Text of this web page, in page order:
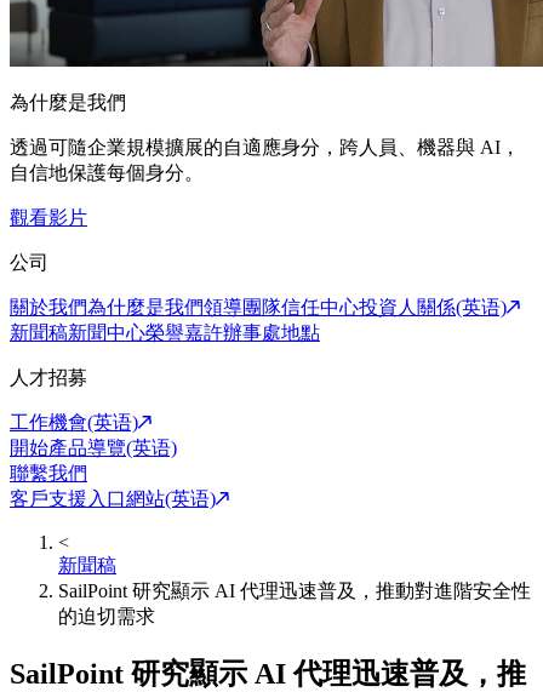
為什麼是我們
透過可隨企業規模擴展的自適應身分，跨人員、機器與 AI，
自信地保護每個身分。
觀看影片
公司
關於我們為什麼是我們領導團隊信任中心投資人關係(英语)
新聞稿新聞中心榮譽嘉許辦事處地點
人才招募
工作機會(英语)
開始產品導覽(英语)
聯繫我們
客戶支援入口網站(英语)
<
新聞稿
SailPoint 研究顯示 AI 代理迅速普及，推動對進階安全性
的迫切需求
SailPoint 研究顯示 AI 代理迅速普及，推